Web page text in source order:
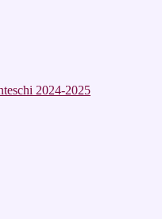
2024-2025